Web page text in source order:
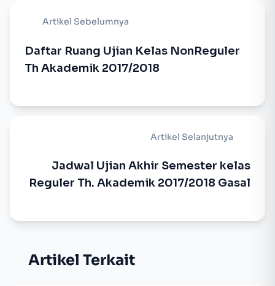
Artikel Sebelumnya
Daftar Ruang Ujian Kelas NonReguler
Th Akademik 2017/2018
Artikel Selanjutnya
Jadwal Ujian Akhir Semester kelas
Reguler Th. Akademik 2017/2018 Gasal
Artikel Terkait